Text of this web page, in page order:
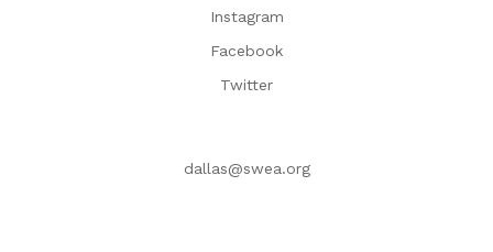
Instagram
Facebook
Twitter
dallas@swea.org